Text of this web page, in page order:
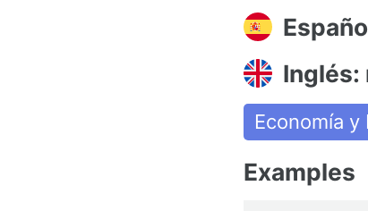
Inglés:
Economía
Examples